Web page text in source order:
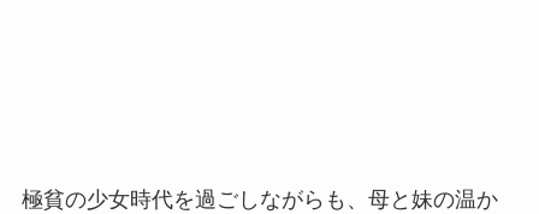
極貧の少女時代を過ごしながらも、母と妹の温か